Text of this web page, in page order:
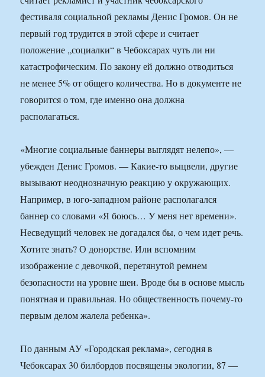
фестиваля социальной рекламы Денис Громов. Он не
первый год трудится в этой сфере и считает
положение „социалки“ в Чебоксарах чуть ли ни
катастрофическим. По закону ей должно отводиться
не менее 5% от общего количества. Но в документе не
говорится о том, где именно она должна
располагаться.
«Многие социальные баннеры выглядят нелепо», —
убежден Денис Громов. — Какие-то выцвели, другие
вызывают неоднозначную реакцию у окружающих.
Например, в юго-западном районе располагался
баннер со словами «Я боюсь… У меня нет времени».
Несведущий человек не догадался бы, о чем идет речь.
Хотите знать? О донорстве. Или вспомним
изображение с девочкой, перетянутой ремнем
безопасности на уровне шеи. Вроде бы в основе мысль
понятная и правильная. Но общественность почему-то
первым делом жалела ребенка».
По данным АУ «Городская реклама», сегодня в
Чебоксарах 30 билбордов посвящены экологии, 87 —